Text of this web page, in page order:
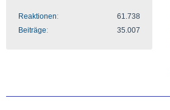
Reaktionen
61.738
Beiträge
35.007